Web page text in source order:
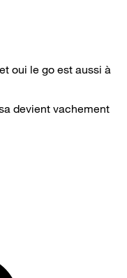
oui le go est aussi à
devient vachement